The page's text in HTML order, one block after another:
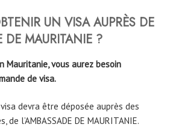
UN VISA AUPRÈS DE
DE MAURITANIE ?
Mauritanie, vous aurez besoin
de visa.
devra être déposée auprès des
de l’AMBASSADE DE MAURITANIE.